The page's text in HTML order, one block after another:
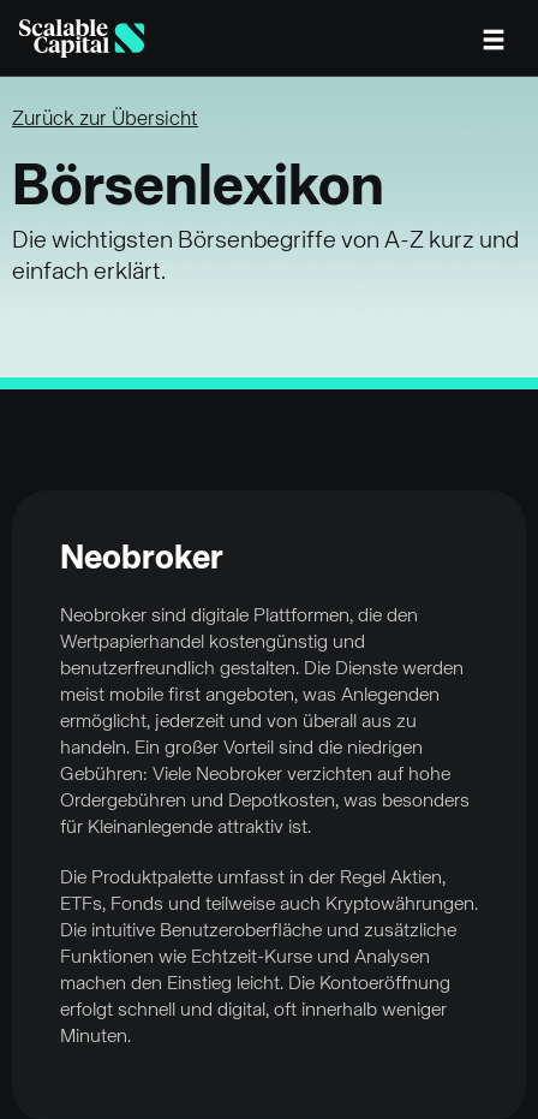
Zurück zur Übersicht
Börsenlexikon
Die wichtigsten Börsenbegriffe von A-Z kurz und
einfach erklärt.
Neobroker
Neobroker sind digitale Plattformen, die den
Wertpapierhandel kostengünstig und
benutzerfreundlich gestalten. Die Dienste werden
meist mobile first angeboten, was Anlegenden
ermöglicht, jederzeit und von überall aus zu
handeln. Ein großer Vorteil sind die niedrigen
Gebühren: Viele Neobroker verzichten auf hohe
Ordergebühren und Depotkosten, was besonders
für Kleinanlegende attraktiv ist.
Die Produktpalette umfasst in der Regel Aktien,
ETFs, Fonds und teilweise auch Kryptowährungen.
Die intuitive Benutzeroberfläche und zusätzliche
Funktionen wie Echtzeit-Kurse und Analysen
machen den Einstieg leicht. Die Kontoeröffnung
erfolgt schnell und digital, oft innerhalb weniger
Minuten.